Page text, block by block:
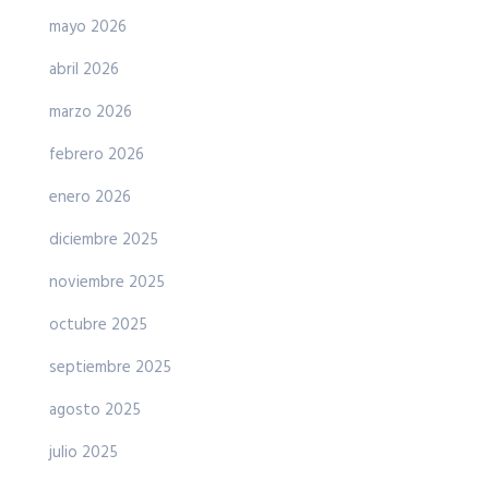
mayo 2026
abril 2026
marzo 2026
febrero 2026
enero 2026
diciembre 2025
noviembre 2025
octubre 2025
septiembre 2025
agosto 2025
julio 2025